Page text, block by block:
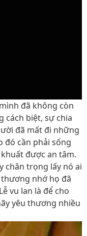
đã không còn
cách biệt, sự chia
đã mất đi những
đó cần phải sống
được an tâm.
chân trọng lấy nó ai
nhớ họ đã
vu lan là để cho
yêu thương nhiều